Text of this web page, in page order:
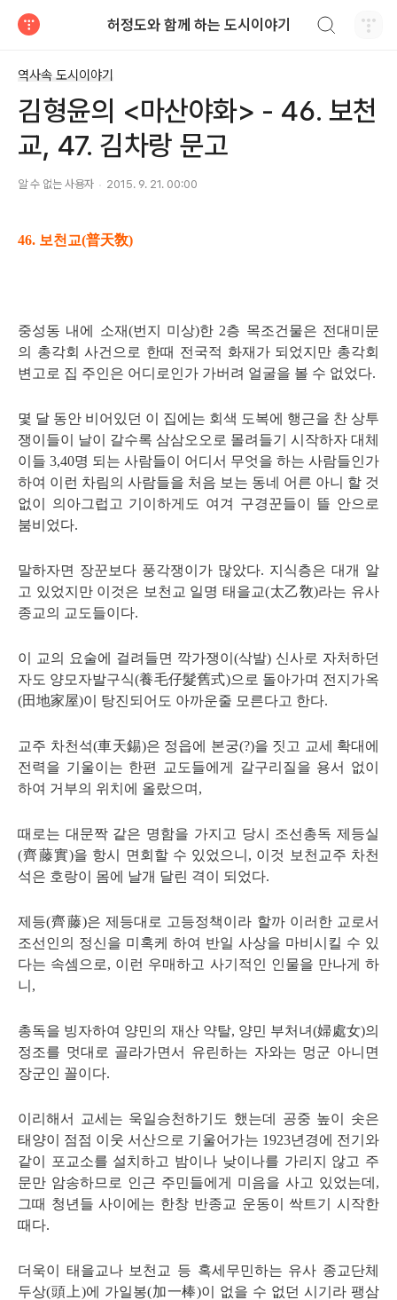
허정도와 함께 하는 도시이야기
역사속 도시이야기
김형윤의 <마산야화> - 46. 보천
교, 47. 김차랑 문고
알 수 없는 사용자 2015. 9. 21. 00:00
46. 보천교(普天敎)
중성동 내에 소재(번지 미상)한 2층 목조건물은 전대미문
의 총각회 사건으로 한때 전국적 화재가 되었지만 총각회
변고로 집 주인은 어디로인가 가버려 얼굴을 볼 수 없었다.
몇 달 동안 비어있던 이 집에는 회색 도복에 행근을 찬 상투
쟁이들이 날이 갈수록 삼삼오오로 몰려들기 시작하자 대체
이들 3,40명 되는 사람들이 어디서 무엇을 하는 사람들인가
하여 이런 차림의 사람들을 처음 보는 동네 어른 아니 할 것
없이 의아그럽고 기이하게도 여겨 구경꾼들이 뜰 안으로
붐비었다.
말하자면 장꾼보다 풍각쟁이가 많았다. 지식층은 대개 알
고 있었지만 이것은 보천교 일명 태을교(太乙敎)라는 유사
종교의 교도들이다.
이 교의 요술에 걸려들면 깍가쟁이 (삭발) 신사로 자처하던
자도 양모자발구식(養毛仔髮舊式)으로 돌아가며 전지가옥
(田地家屋)이 탕진되어도 아까운줄 모른다고 한다.
교주 차천석(車天錫)은 정읍에 본궁(?)을 짓고 교세 확대에
전력을 기울이는 한편 교도들에게 갈구리질을 용서 없이
하여 거부의 위치에 올랐으며 ,
때로는 대문짝 같은 명함을 가지고 당시 조선총독 제등실
(齊藤實)을 항시 면회할 수 있었으니 , 이것 보천교주 차천
석은 호랑이 몸에 날개 달린 격이 되었다.
제등(齊藤)은 제등대로 고등정책이라 할까 이러한 교로서
조선인의 정신을 미혹케 하여 반일 사상을 마비시킬 수 있
다는 속셈으로, 이런 우매하고 사기적인 인물을 만나게 하
니 ,
총독을 빙자하여 양민의 재산 약탈, 양민 부처녀(婦處女)의
정조를 멋대로 골라가면서 유린하는 자와는 멍군 아니면
장군인 꼴이다.
이리해서 교세는 욱일승천하기도 했는데 공중 높이 솟은
태양이 점점 이웃 서산으로 기울어가는 1923년경에 전기와
같이 포교소를 설치하고 밤이나 낮이나를 가리지 않고 주
문만 암송하므로 인근 주민들에게 미음을 사고 있었는데 ,
그때 청년들 사이에는 한창 반종교 운동이 싹트기 시작한
때다.
더욱이 태을교나 보천교 등 혹세무민하는 유사 종교단체
두상(頭上)에 가일봉(加一棒)이 없을 수 없던 시기라 팽삼